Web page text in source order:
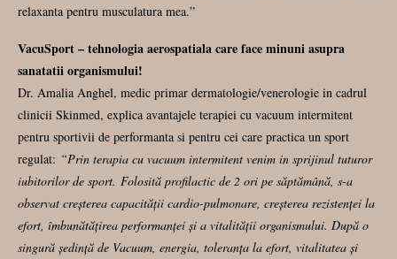
relaxanta pentru musculatura mea.”
VacuSport – tehnologia aerospatiala care face minuni asupra
sanatatii organismului!
Dr. Amalia Anghel, medic primar dermatologie/venerologie in cadrul
clinicii Skinmed, explica avantajele terapiei cu vacuum intermitent
pentru sportivii de performanta si pentru cei care practica un sport
regulat: “Prin terapia cu vacuum intermitent venim in sprijinul tuturor
iubitorilor de sport. Folosită profilactic de 2 ori pe săptămână, s-a
observat creșterea capacității cardio-pulmonare, creșterea rezistenței la
efort, îmbunătățirea performanței și a vitalității organismului. După o
singură ședință de Vacuum, energia, toleranța la efort, vitalitatea și